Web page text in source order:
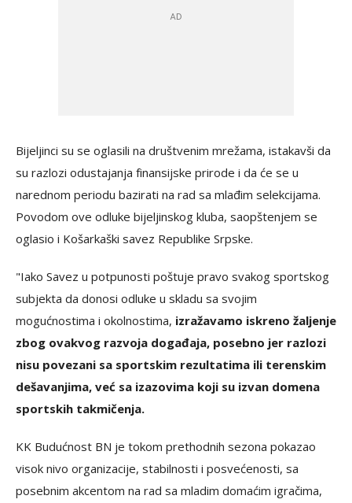
Bijeljinci su se oglasili na društvenim mrežama, istakavši da
su razlozi odustajanja finansijske prirode i da će se u
narednom periodu bazirati na rad sa mlađim selekcijama.
Povodom ove odluke bijeljinskog kluba, saopštenjem se
oglasio i Košarkaški savez Republike Srpske.
"Iako Savez u potpunosti poštuje pravo svakog sportskog
subjekta da donosi odluke u skladu sa svojim
mogućnostima i okolnostima, izražavamo iskreno žaljenje
zbog ovakvog razvoja događaja, posebno jer razlozi
nisu povezani sa sportskim rezultatima ili terenskim
dešavanjima, već sa izazovima koji su izvan domena
sportskih takmičenja.
KK Budućnost BN je tokom prethodnih sezona pokazao
visok nivo organizacije, stabilnosti i posvećenosti, sa
posebnim akcentom na rad sa mladim domaćim igračima,